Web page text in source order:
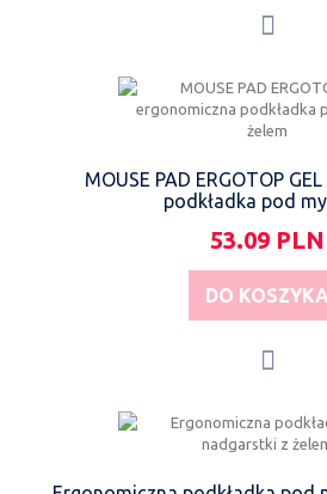
MOUSE PAD ERGOTOP
podkładka pod
53.09 PLN
DO KOSZYKA